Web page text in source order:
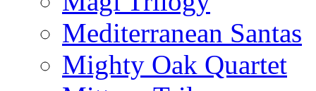
Mediterranean Santas
Mighty Oak Quartet